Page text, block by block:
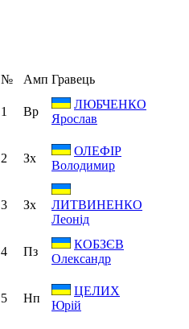
№ Амп Гравець
1 Вр
ЛЮБЧЕНКО
Ярослав
2 Зх
ОЛЕФІР
Володимир
3 Зх
ЛИТВИНЕНКО
Леонід
4 Пз
КОБЗЄВ
Олександр
5 Нп
ЦЕЛИХ
Юрій